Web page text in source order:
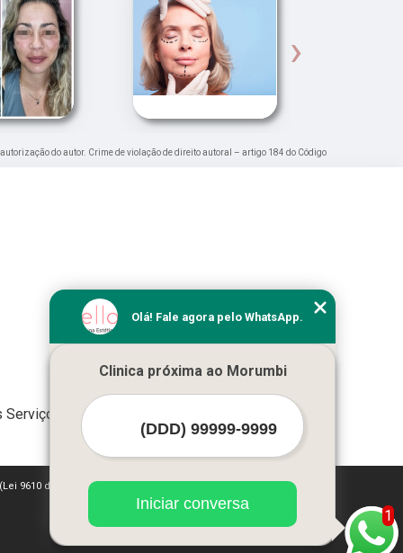
›
do autor. Crime de violação de direito autoral – artigo 184 do Código
Serviços
9610 de 19/02/1998)
1
Olá! Fale agora pelo WhatsApp.
Clinica próxima ao Morumbi
Iniciar conversa